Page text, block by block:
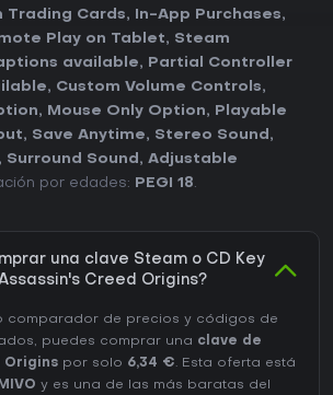
Trading Cards, In-App Purchases,
Play on Tablet, Steam
available,
Partial Controller
, Custom Volume Controls,
, Mouse Only Option,
Playable
, Save Anytime, Stereo Sound ,
, Surround Sound , Adjustable
por edades: PEGI 18.
una clave Steam o CD Key
Creed Origins?
comparador de precios y códigos de
puedes comprar una clave de
Origins por solo 6,34 €. Esta oferta está
y es una de las más baratas del